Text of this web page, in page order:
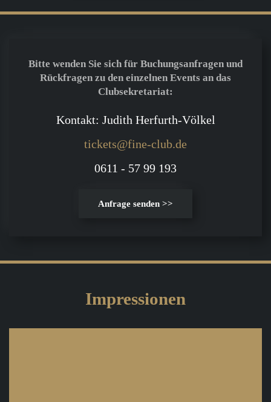
Bitte wenden Sie sich für Buchungsanfragen und
Rückfragen zu den einzelnen Events an das
Clubsekretariat:
Kontakt: Judith Herfurth-Völkel
tickets@fine-club.de
0611 - 57 99 193
Anfrage senden >>
Impressionen